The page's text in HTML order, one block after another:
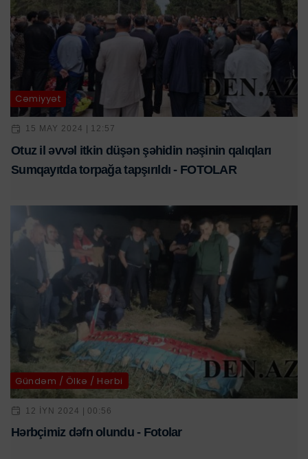
Cəmiyyət
15 MAY 2024 | 12:57
Otuz il əvvəl itkin düşən şəhidin nəşinin qalıqları
Sumqayıtda torpağa tapşırıldı - FOTOLAR
Gündəm / Ölkə / Hərbi
12 IYN 2024 | 00:56
Hərbçimiz dəfn olundu - Fotolar